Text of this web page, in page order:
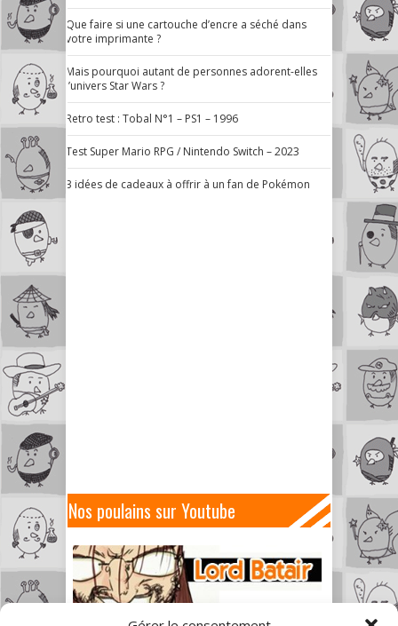
Que faire si une cartouche d’encre a séché dans
votre imprimante ?
Mais pourquoi autant de personnes adorent-elles
l’univers Star Wars ?
Retro test : Tobal N°1 – PS1 – 1996
Test Super Mario RPG / Nintendo Switch – 2023
3 idées de cadeaux à offrir à un fan de Pokémon
Nos poulains sur Youtube